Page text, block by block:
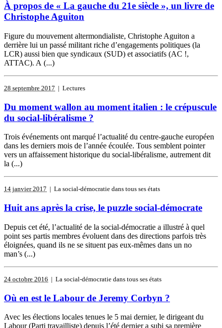
À propos de « La gauche du 21e siècle », un livre de
Christophe Aguiton
Figure du mouvement altermondialiste, Christophe Aguiton a
derrière lui un passé militant riche d’engagements politiques (la
LCR) aussi bien que syndicaux (SUD) et associatifs (AC !,
ATTAC). A (...)
28 septembre 2017 | Lectures
Du moment wallon au moment italien : le crépuscule
du social-libéralisme ?
Trois événements ont marqué l’actualité du centre-gauche européen
dans les derniers mois de l’année écoulée. Tous semblent pointer
vers un affaissement historique du social-libéralisme, autrement dit
la (...)
14 janvier 2017 | La social-démocratie dans tous ses états
Huit ans après la crise, le puzzle social-démocrate
Depuis cet été, l’actualité de la social-démocratie a illustré à quel
point ses partis membres évoluent dans des directions parfois très
éloignées, quand ils ne se situent pas eux-mêmes dans un no
man’s (...)
24 octobre 2016 | La social-démocratie dans tous ses états
Où en est le Labour de Jeremy Corbyn ?
Avec les élections locales tenues le 5 mai dernier, le dirigeant du
Labour (Parti travailliste) depuis l’été dernier a subi sa première